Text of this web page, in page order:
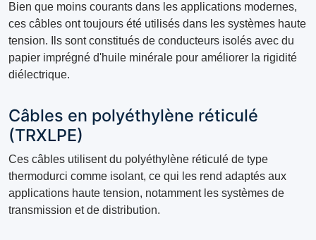
Bien que moins courants dans les applications modernes,
ces câbles ont toujours été utilisés dans les systèmes haute
tension. Ils sont constitués de conducteurs isolés avec du
papier imprégné d'huile minérale pour améliorer la rigidité
diélectrique.
Câbles en polyéthylène réticulé
(TRXLPE)
Ces câbles utilisent du polyéthylène réticulé de type
thermodurci comme isolant, ce qui les rend adaptés aux
applications haute tension, notamment les systèmes de
transmission et de distribution.